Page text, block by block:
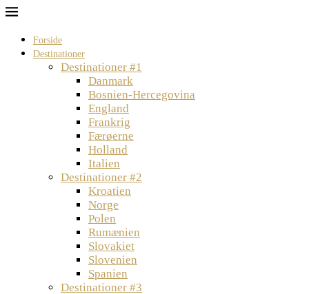
Forside
Destinationer
Destinationer #1
Danmark
Bosnien-Hercegovina
England
Frankrig
Færøerne
Holland
Italien
Destinationer #2
Kroatien
Norge
Polen
Rumænien
Slovakiet
Slovenien
Spanien
Destinationer #3